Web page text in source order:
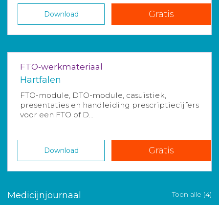
Download Gratis
FTO-werkmateriaal
Hartfalen
FTO-module, DTO-module, casuïstiek,
presentaties en handleiding prescriptiecijfers
voor een FTO of D...
Download Gratis
Medicijnjournaal Toon alle (4)